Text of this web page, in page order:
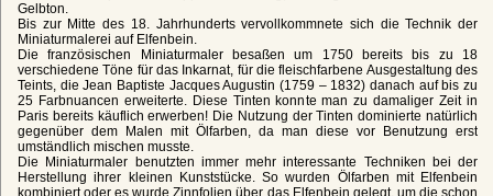
Gelbton.
Bis zur Mitte des 18. Jahrhunderts vervollkommnete sich die Technik der
Miniaturmalerei auf Elfenbein.
Die französischen Miniaturmaler besaßen um 1750 bereits bis zu 18
verschiedene Töne für das Inkarnat, für die fleischfarbene Ausgestaltung des
Teints, die Jean Baptiste Jacques Augustin (1759 – 1832) danach auf bis zu
25 Farbnuancen erweiterte. Diese Tinten konnte man zu damaliger Zeit in
Paris bereits käuflich erwerben! Die Nutzung der Tinten dominierte natürlich
gegenüber dem Malen mit Ölfarben, da man diese vor Benutzung erst
umständlich mischen musste.
Die Miniaturmaler benutzten immer mehr interessante Techniken bei der
Herstellung ihrer kleinen Kunststücke. So wurden Ölfarben mit Elfenbein
kombiniert oder es wurde Zinnfolien über das Elfenbein gelegt, um die schon